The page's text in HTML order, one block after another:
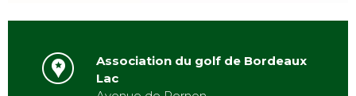
Association du golf de Bordeaux
Lac